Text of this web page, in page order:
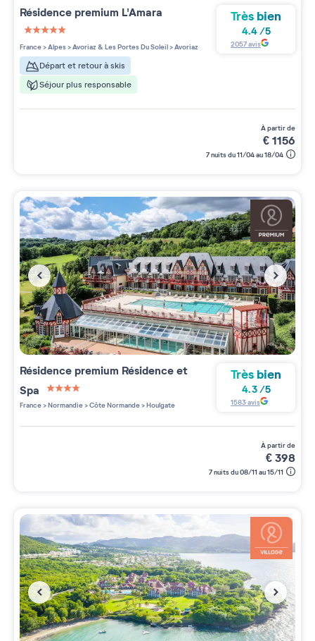
Résidence premium L'Amara
5 étoiles sur 5
France>Alpes>Avoriaz & Les Portes Du Soleil>Avoriaz
Départ et retour à skis
Séjour plus responsable
Très bien
4.4/5
2057avis
à partir de
€1156
7 nuits du 11/04 au 18/04
Résidence premium Résidence et
Spa
4 étoiles sur 5
France>Normandie>Côte Normande>Houlgate
Très bien
4.3/5
1583avis
à partir de
€398
7 nuits du 08/11 au 15/11